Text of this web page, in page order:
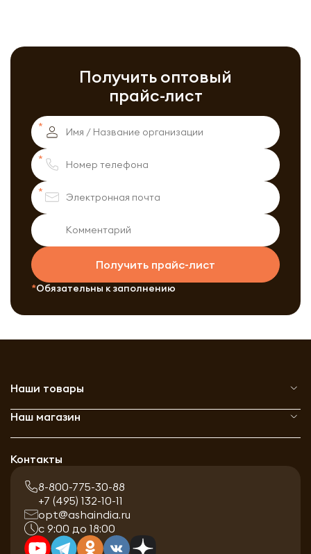
Получить оптовый
прайс-лист
Получить прайс-лист
Обязательны к заполнению
Наши товары
Наш магазин
Контакты
8-800-775-30-88
+7 (495) 132-10-11
opt@ashaindia.ru
с 9:00 до 18:00